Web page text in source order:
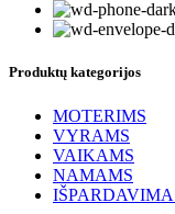
Produktų kategorijos
MOTERIMS
VYRAMS
VAIKAMS
NAMAMS